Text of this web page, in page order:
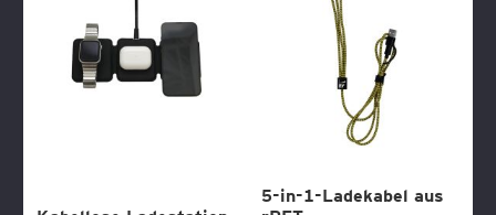
5-in-1-Ladekabel aus